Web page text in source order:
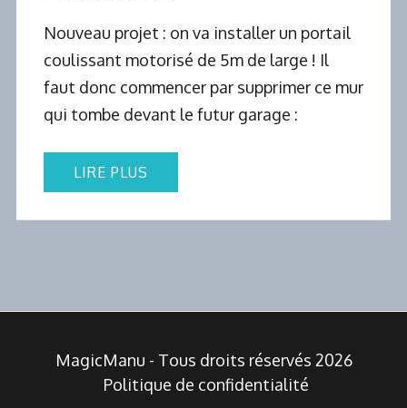
Nouveau projet : on va installer un portail
coulissant motorisé de 5m de large ! Il
faut donc commencer par supprimer ce mur
qui tombe devant le futur garage :
LIRE PLUS
MagicManu - Tous droits réservés 2026
Politique de confidentialité